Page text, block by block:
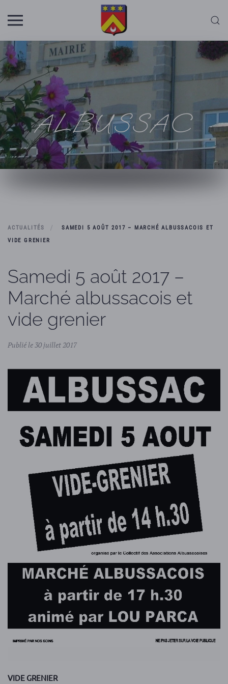
Skip to main content
ALBUSSAC
ACTUALITÉS
SAMEDI 5 AOÛT 2017 – MARCHÉ ALBUSSACOIS ET
VIDE GRENIER
Samedi 5 août 2017 –
Marché albussacois et
vide grenier
Publié le 30 juillet 2017
VIDE GRENIER